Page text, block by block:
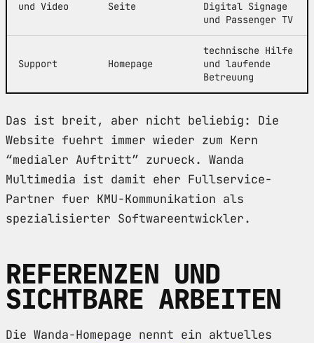
und Video Seite
Digital Signage
und Passenger TV
Support Homepage
technische Hilfe
und laufende
Betreuung
Das ist breit, aber nicht beliebig: Die
Website fuehrt immer wieder zum Kern
“medialer Auftritt” zurueck. Wanda
Multimedia ist damit eher Fullservice-
Partner fuer KMU-Kommunikation als
spezialisierter Softwareentwickler.
REFERENZEN UND
SICHTBARE ARBEITEN
Die Wanda-Homepage nennt ein aktuelles